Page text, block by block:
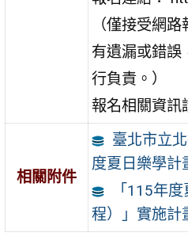
（僅接受網
有遺漏或錯誤
行負責。）
報名相關資訊
相關附件
臺北市立
度夏日樂學計
「115年
程）」實施計